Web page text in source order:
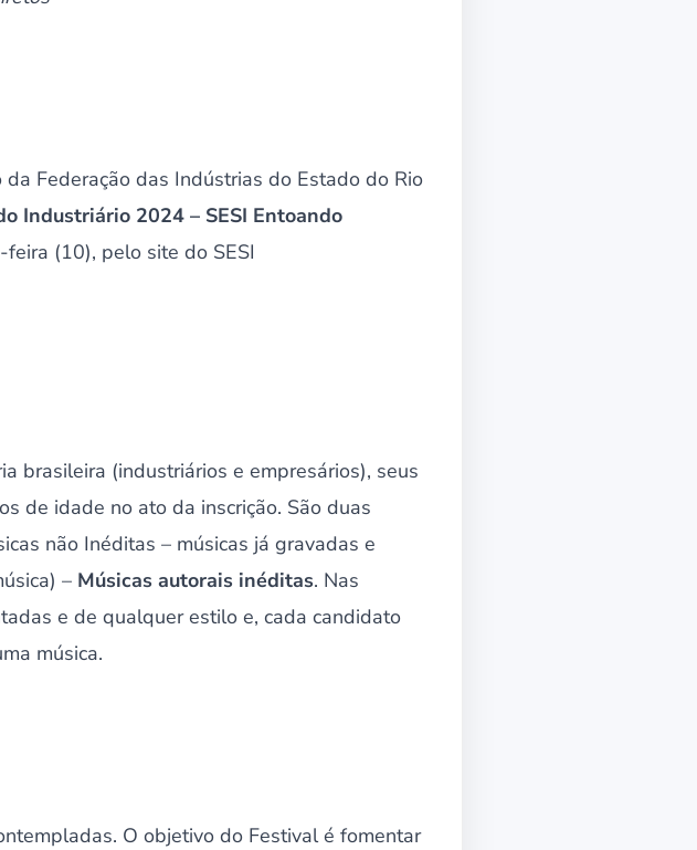
Federação das Indústrias do Estado do Rio
Industriário 2024 – SESI Entoando
(10), pelo site do SESI
brasileira (industriários e empresários), seus
de idade no ato da inscrição. São duas
não Inéditas – músicas já gravadas e
– Músicas autorais inéditas. Nas
e de qualquer estilo e, cada candidato
música.
O objetivo do Festival é fomentar